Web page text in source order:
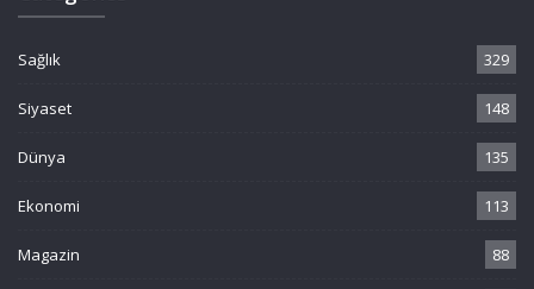
Sağlık 329
Siyaset 148
Dünya 135
Ekonomi 113
Magazin 88